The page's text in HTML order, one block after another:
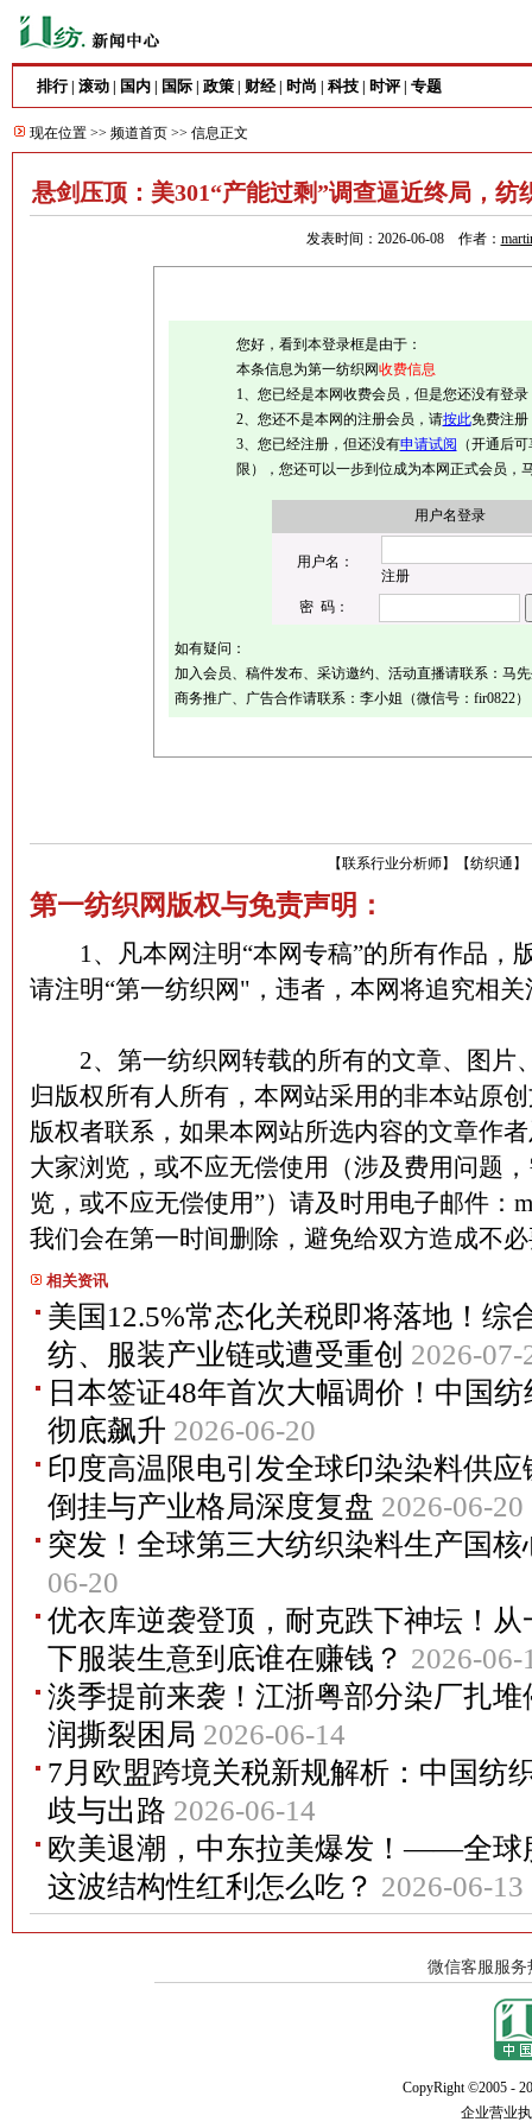
排行| 滚动 国内 国际 政策 财经| 时尚 科技 时评 专题
现在位置 >> 频道首页 >> 信息正文
悬剑压顶：美301“产能过剩”调查逼近终局，纺
发表时间：2026-06-08 作者：
您好，看到本登录框是由于：
本条信息为第一纺织网收费信息
1、您已经是本网收费会员，但是您还没有登录
2、您还不是本网的注册会员，请按此免费注册
3、您已经注册，但还没有申请试阅 （开通后
限），您还可以一步到位成为本网正式会员，
用户名登录
用户名：
注册
密 码：
如有疑问：
加入会员、稿件发布、采访邀约、活动直播请联系：马
商务推广、广告合作请联系：李小姐（微信号：fir0822）
【纺织通 】
【联系行业分析师】
第一纺织网版权与免责声明：
1、凡本网注明“本网专稿”的所有作品，
请注明“第一纺织网"，违者，本网将追究相
2、第一纺织网转载的所有的文章、图片
归版权所有人所有，本网站采用的非本站原
版权者联系，如果本网站所选内容的文章作
大家浏览，或不应无偿使用（涉及费用问题
览，或不应无偿使用”）请及时用电子邮件：
我们会在第一时间删除，避免给双方造成不
相关资讯
美国12.5%常态化关税即将落地！综
纺、服装产业链或遭受重创 2026-07-
日本签证48年首次大幅调价！中国
彻底飙升 2026-06-20
印度高温限电引发全球印染染料供
倒挂与产业格局深度复盘 2026-06-20
突发！全球第三大纺织染料生产国
06-20
优衣库逆袭登顶，耐克跌下神坛！
下服装生意到底谁在赚钱？ 2026-06-
淡季提前来袭！江浙粤部分染厂扎
润撕裂困局 2026-06-14
7月欧盟跨境关税新规解析：中国纺
歧与出路 2026-06-14
欧美退潮，中东拉美爆发！——全球
这波结构性红利怎么吃？ 2026-06-13
CopyRight ©2005 -
企业营业